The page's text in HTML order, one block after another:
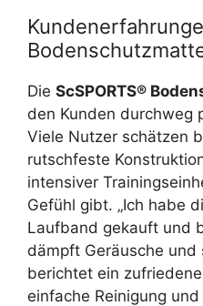
Die ScSPORTS®
den Kunden durchweg
Viele Nutzer schätzen
rutschfeste
intensiver
Gefühl gibt. „Ich habe
Laufband gekauft und
dämpft Geräusche und
berichtet ein
einfache Reinigung